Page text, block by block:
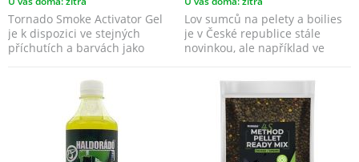
Tornado Smoke Activator Gel
je k dispozici ve stejných
příchutích a barvách jako
Lov sumců na pelety a boilies
je v České republice stále
novinkou, ale například ve